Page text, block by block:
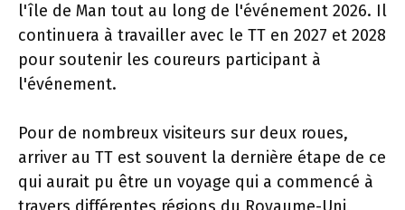
l'île de Man tout au long de l'événement 2026. Il
continuera à travailler avec le TT en 2027 et 2028
pour soutenir les coureurs participant à
l'événement.
Pour de nombreux visiteurs sur deux roues,
arriver au TT est souvent la dernière étape de ce
qui aurait pu être un voyage qui a commencé à